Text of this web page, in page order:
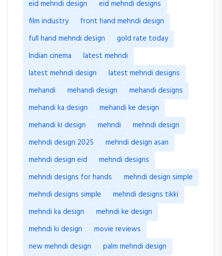
eid mehndi design
eid mehndi designs
film industry
front hand mehndi design
full hand mehndi design
gold rate today
Indian cinema
latest mehndi
latest mehndi design
latest mehndi designs
mehandi
mehandi design
mehandi designs
mehandi ka design
mehandi ke design
mehandi ki design
mehndi
mehndi design
mehndi design 2025
mehndi design asan
mehndi design eid
mehndi designs
mehndi designs for hands
mehndi design simple
mehndi designs simple
mehndi designs tikki
mehndi ka design
mehndi ke design
mehndi ki design
movie reviews
new mehndi design
palm mehndi design